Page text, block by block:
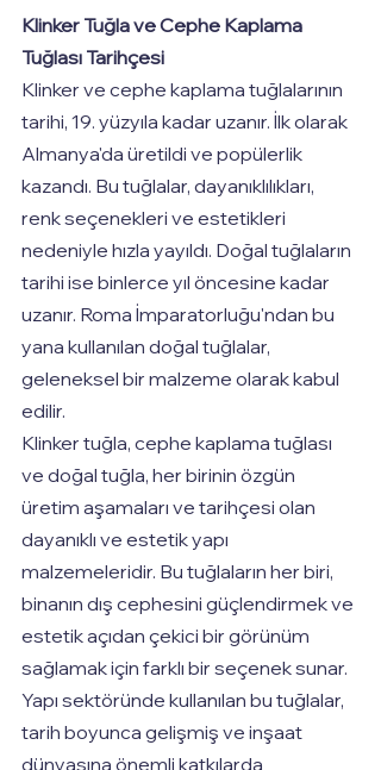
Klinker Tuğla ve Cephe Kaplama
Tuğlası Tarihçesi
Klinker ve cephe kaplama tuğlalarının
tarihi, 19. yüzyıla kadar uzanır. İlk olarak
Almanya'da üretildi ve popülerlik
kazandı. Bu tuğlalar, dayanıklılıkları,
renk seçenekleri ve estetikleri
nedeniyle hızla yayıldı. Doğal tuğlaların
tarihi ise binlerce yıl öncesine kadar
uzanır. Roma İmparatorluğu'ndan bu
yana kullanılan doğal tuğlalar,
geleneksel bir malzeme olarak kabul
edilir.
Klinker tuğla, cephe kaplama tuğlası
ve doğal tuğla, her birinin özgün
üretim aşamaları ve tarihçesi olan
dayanıklı ve estetik yapı
malzemeleridir. Bu tuğlaların her biri,
binanın dış cephesini güçlendirmek ve
estetik açıdan çekici bir görünüm
sağlamak için farklı bir seçenek sunar.
Yapı sektöründe kullanılan bu tuğlalar,
tarih boyunca gelişmiş ve inşaat
dünyasına önemli katkılarda